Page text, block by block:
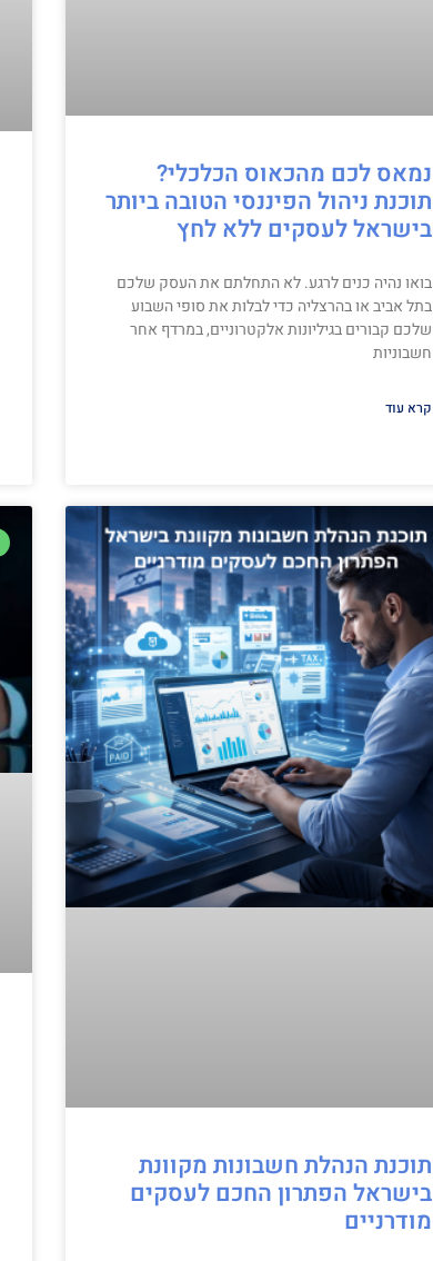
נמאס לכם מהכאוס הכלכלי?
תוכנת ניהול הפיננסי הטובה ביותר
בישראל לעסקים ללא לחץ
בואו נהיה כנים לרגע. לא התחלתם את העסק שלכם
בתל אביב או בהרצליה כדי לבלות את סופי השבוע
שלכם קבורים בגיליונות אלקטרוניים, במרדף אחר
חשבוניות
קרא עוד
תוכנת הנהלת חשבונות מקוונת
בישראל הפתרון החכם לעסקים
מודרניים